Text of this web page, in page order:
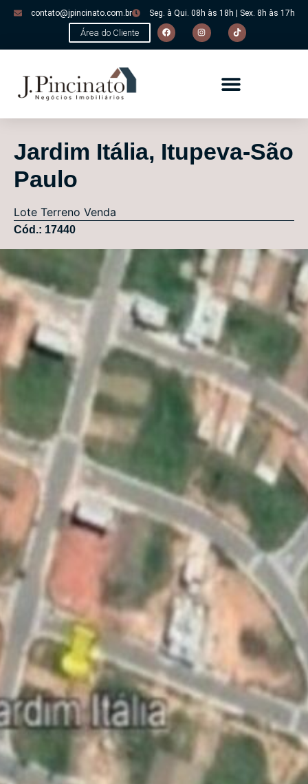
contato@jpincinato.com.br Seg. à Qui. 08h às 18h | Sex. 8h às 17h
Área do Cliente
Jardim Itália, Itupeva-São
Paulo
Lote Terreno Venda
Cód.: 17440